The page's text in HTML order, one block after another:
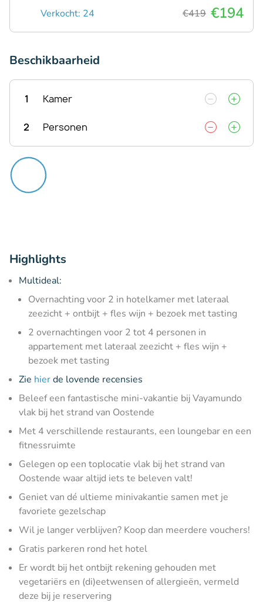
Verkocht: 24 €419 €194
Beschikbaarheid
1 Kamer
2 Personen
Highlights
Multideal:
Overnachting voor 2 in hotelkamer met lateraal
zeezicht + ontbijt + fles wijn + bezoek met tasting
2 overnachtingen voor 2 tot 4 personen in
appartement met lateraal zeezicht + fles wijn +
bezoek met tasting
Zie hierde lovende recensies
Beleef een fantastische mini-vakantie bij Vayamundo
vlak bij het strand van Oostende
Met 4 verschillende restaurants, een loungebar en een
fitnessruimte
Gelegen op een toplocatie vlak bij het strand van
Oostende waar altijd iets te beleven valt!
Geniet van dé ultieme minivakantie samen met je
favoriete gezelschap
Wil je langer verblijven? Koop dan meerdere vouchers!
Gratis parkeren rond het hotel
Er wordt bij het ontbijt rekening gehouden met
vegetariërs en (di)eetwensen of allergieën, vermeld
deze bij je reservering